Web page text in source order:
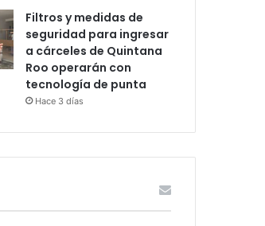
Filtros y medidas de
seguridad para ingresar
a cárceles de Quintana
Roo operarán con
tecnología de punta
Hace 3 días